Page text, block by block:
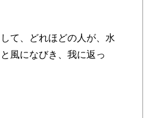
、どれほどの人が、水
風になびき、我に返っ